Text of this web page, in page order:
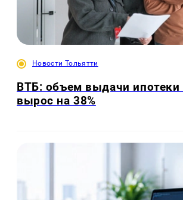
Новости Тольятти
ВТБ: объем выдачи ипотеки
вырос на 38%